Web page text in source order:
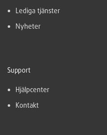
Lediga tjänster
Nyheter
Support
Hjälpcenter
Kontakt